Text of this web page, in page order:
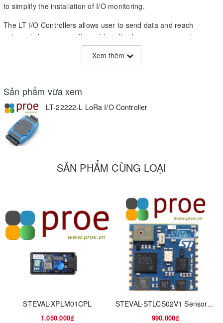
to simplify the installation of I/O monitoring.
The LT I/O Controllers allows user to send data and reach
extremely long ranges.It provides ultra-long range spread
spectrum communication and high interference immunity whilst
minimising current consumption.It targets professional wireless
automation, and so on.
The LT I/O Controllers is aiming to provide an
installation
The use environment includes:
1) If user’s area has LoRaWAN service coverage, they can just
install the I/O controller and configure it connect the LoRaWAN
provider via wireless.
Features:
STM32L072CZT6 MCU
LoRaWAN Class A & Class C protocol
Optional Customized LoRa Protocol
Bands: CN470/EU433/KR920/US915/EU868/AS923/AU915
Xem thêm
Sản phẩm vừa xem
LT-22222-L LoRa I/O Controller
SẢN PHẨM CÙNG LOẠI
STEVAL-XPLM01CPL
1.050.000₫
STEVAL-STLCS02V1 SensorTile connectable sensor node: solder only
990.000₫